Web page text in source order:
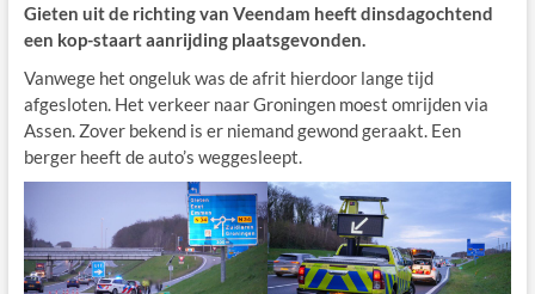
Gieten uit de richting van Veendam heeft dinsdagochtend
een kop-staart aanrijding plaatsgevonden.
Vanwege het ongeluk was de afrit hierdoor lange tijd
afgesloten. Het verkeer naar Groningen moest omrijden via
Assen. Zover bekend is er niemand gewond geraakt. Een
berger heeft de auto’s weggesleept.